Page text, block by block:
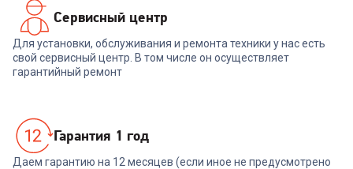
Сервисный центр
Для установки, обслуживания и ремонта техники у нас есть
свой сервисный центр. В том числе он осуществляет
гарантийный ремонт
Гарантия 1 год
Даем гарантию на 12 месяцев (если иное не предусмотрено